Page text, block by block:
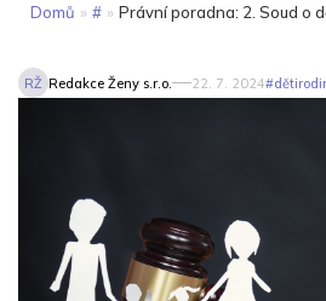
Domů » # » Právní poradna: 2. Soud o
RŽ Redakce Ženy s.r.o. 22. 7. 2024#děti